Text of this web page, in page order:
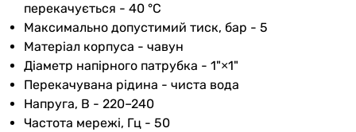
Максимальний
робочий тиск
Фізичні характеристики
Вага 12.7 кг
перекачується - 40 °C
Максимально допустимий тиск, бар - 5
Матеріал корпуса - чавун
Діаметр напірного патрубка - 1"×1"
Перекачувана рідина - чиста вода
Напруга, В - 220–240
Частота мережі, Гц - 50